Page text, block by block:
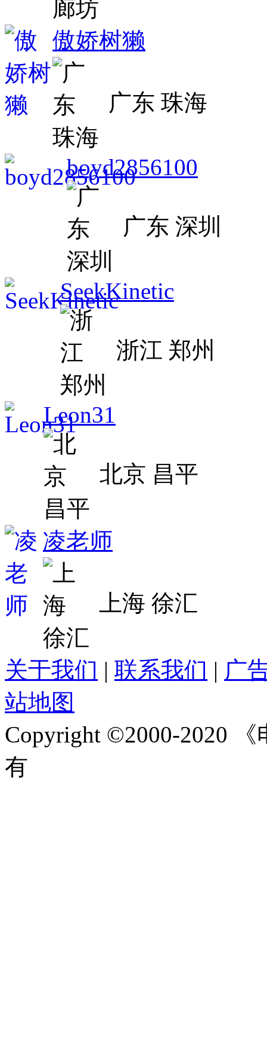
傲娇树獭
广东 珠海
boyd2856100
广东 深圳
SeekKinetic
浙江 郑州
Leon31
北京 昌平
凌老师
上海 徐汇
关于我们 | 联系我们 | 广
站地图
Copyright ©2000-2020
有